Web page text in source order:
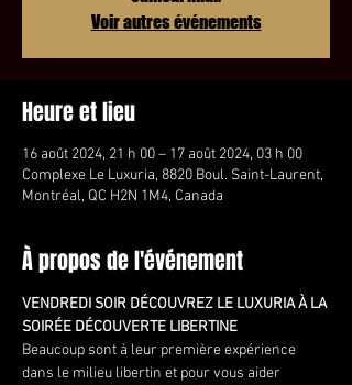
Voir autres événements
Heure et lieu
16 août 2024, 21 h 00 – 17 août 2024, 03 h 00
Complexe Le Luxuria, 8820 Boul. Saint-Laurent,
Montréal, QC H2N 1M4, Canada
À propos de l'événement
VENDREDI SOIR DÉCOUVREZ LE LUXURIA À LA
SOIRÉE DÉCOUVERTE LIBERTINE
Beaucoup sont à leur première expérience
dans le milieu libertin et pour vous aider